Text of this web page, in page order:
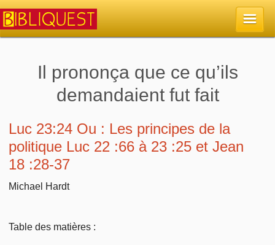
Retour à l'accueil
Quoi de neuf sur Bibliquest
Sujets d'actualité
La Bible
Lisez la Bible
Rechercher (concordance)
Sujets
Dieu
Il prononça que ce qu’ils
demandaient fut fait
Luc 23:24 Ou : Les principes de la
politique Luc 22 :66 à 23 :25 et Jean
18 :28-37
Michael Hardt
Table des matières :